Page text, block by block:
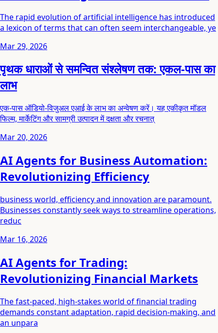
The rapid evolution of artificial intelligence has introduced
a lexicon of terms that can often seem interchangeable, ye
Mar 29, 2026
पृथक धाराओं से समन्वित संश्लेषण तक: एकल-पास का
लाभ
एक-पास ऑडियो-विजुअल एआई के लाभ का अन्वेषण करें। यह एकीकृत मॉडल
फिल्म, मार्केटिंग और सामग्री उत्पादन में दक्षता और रचनात्
Mar 20, 2026
AI Agents for Business Automation:
Revolutionizing Efficiency
business world, efficiency and innovation are paramount.
Businesses constantly seek ways to streamline operations,
reduc
Mar 16, 2026
AI Agents for Trading:
Revolutionizing Financial Markets
The fast-paced, high-stakes world of financial trading
demands constant adaptation, rapid decision-making, and
an unpara